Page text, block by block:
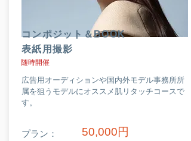
コンポジット＆BOOK
表紙用撮影
随時開催
広告用オーディションや国内外モデル事務所所
属を狙うモデルにオススメ肌リタッチコースで
す。
プラン： 50,000円